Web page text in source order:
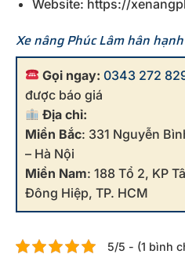
Website: https://
Xe nâng Phúc Lâm hân
Gọi ngay: 0343 272
được báo giá
Địa chỉ:
Miền Bắc: 331 Nguyễn
– Hà Nội
Miền Nam: 188 Tổ 2, KP
Đông Hiệp, TP. HCM
5/5 - (1 bình